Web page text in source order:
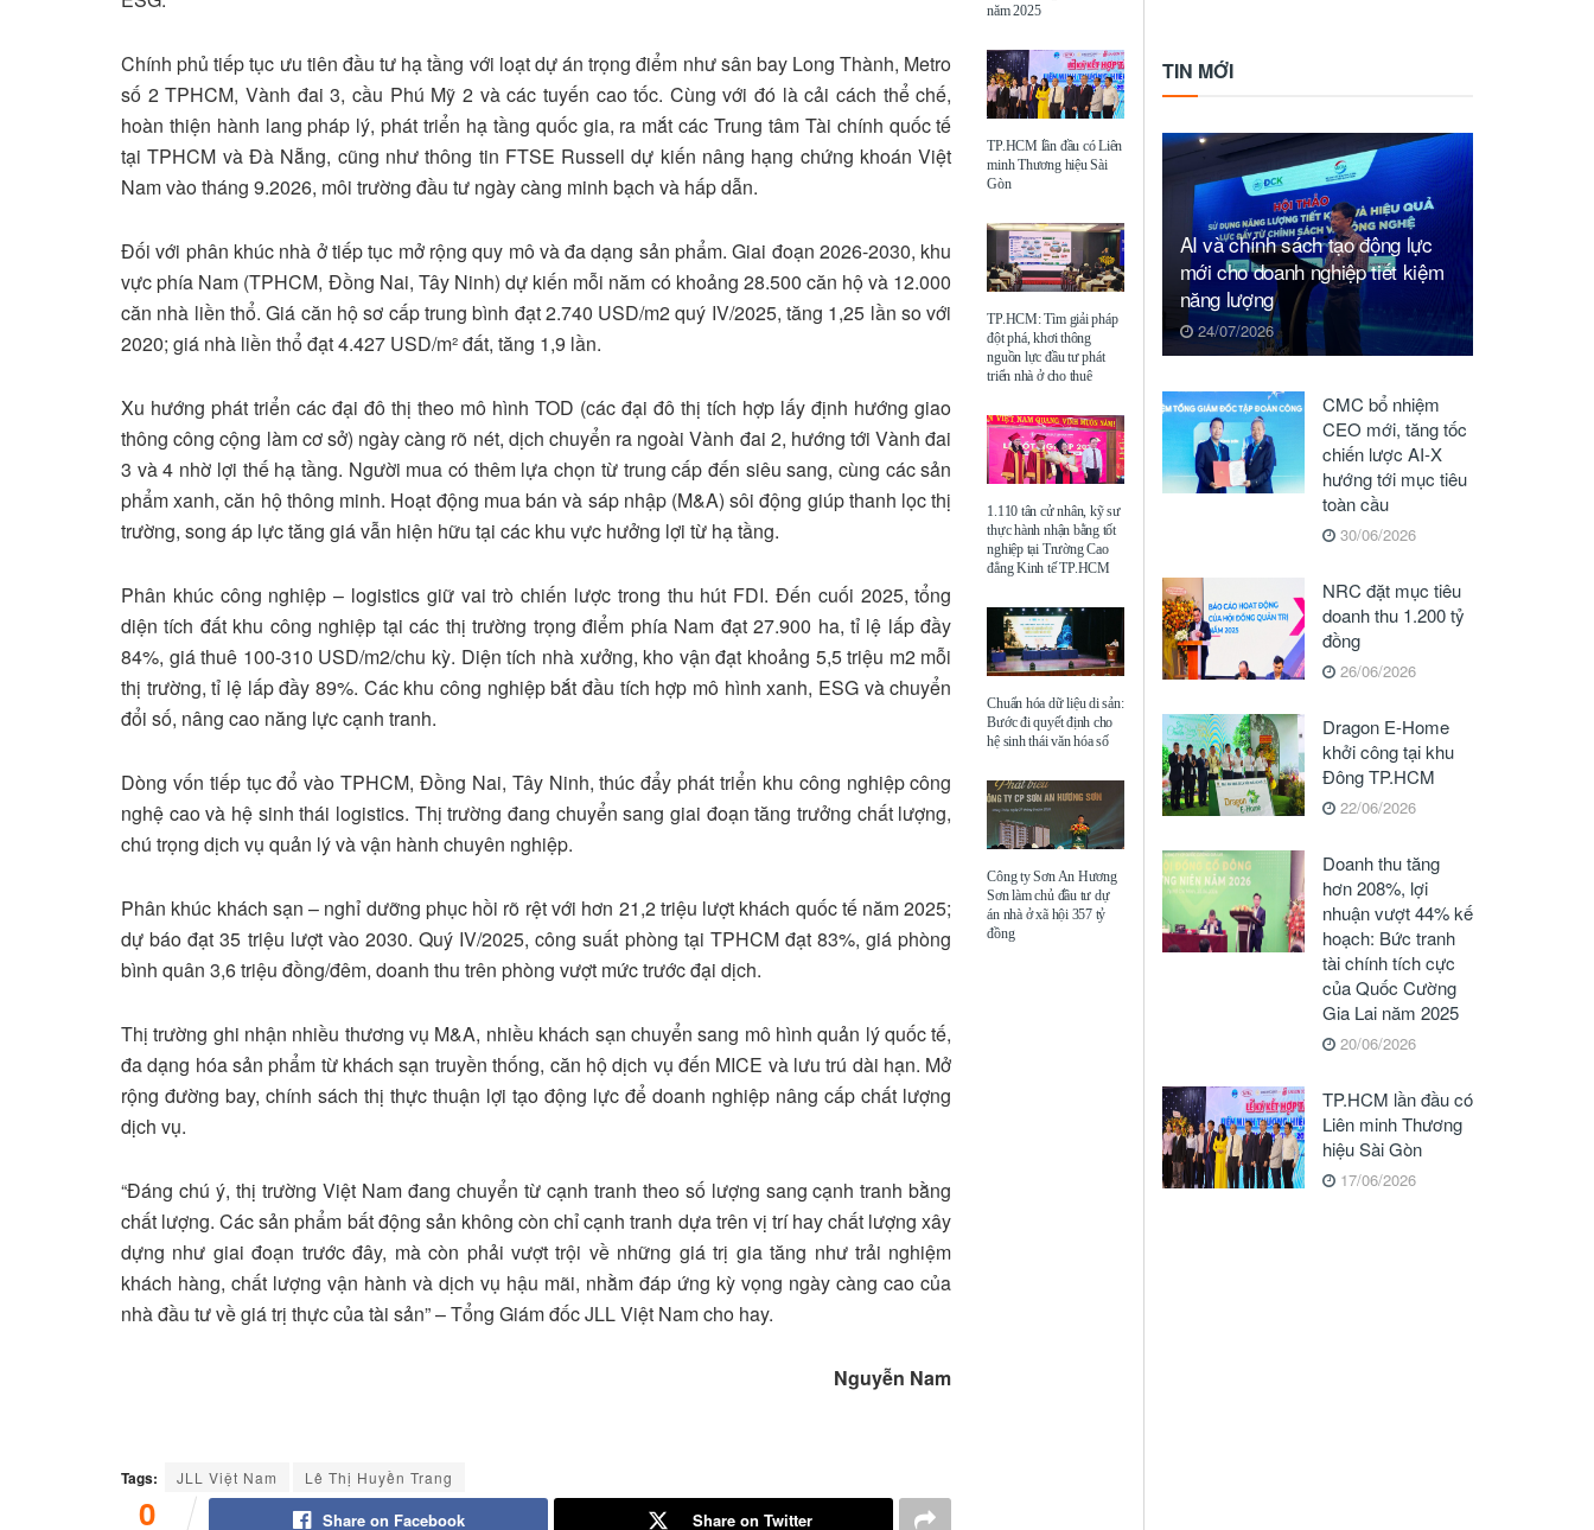
Chính phủ tiếp tục ưu tiên đầu tư hạ tầng với loạt dự án trọng điểm như sân bay Long Thành, Metro
số 2 TPHCM, Vành đai 3, cầu Phú Mỹ 2 và các tuyến cao tốc. Cùng với đó là cải cách thể chế,
hoàn thiện hành lang pháp lý, phát triển hạ tầng quốc gia, ra mắt các Trung tâm Tài chính quốc tế
tại TPHCM và Đà Nẵng, cũng như thông tin FTSE Russell dự kiến nâng hạng chứng khoán Việt
Nam vào tháng 9.2026, môi trường đầu tư ngày càng minh bạch và hấp dẫn.
Đối với phân khúc nhà ở tiếp tục mở rộng quy mô và đa dạng sản phẩm. Giai đoạn 2026-2030, khu
vực phía Nam (TPHCM, Đồng Nai, Tây Ninh) dự kiến mỗi năm có khoảng 28.500 căn hộ và 12.000
căn nhà liền thổ. Giá căn hộ sơ cấp trung bình đạt 2.740 USD/m2 quý IV/2025, tăng 1,25 lần so với
2020; giá nhà liền thổ đạt 4.427 USD/m² đất, tăng 1,9 lần.
Xu hướng phát triển các đại đô thị theo mô hình TOD (các đại đô thị tích hợp lấy định hướng giao
thông công cộng làm cơ sở) ngày càng rõ nét, dịch chuyển ra ngoài Vành đai 2, hướng tới Vành đai
3 và 4 nhờ lợi thế hạ tầng. Người mua có thêm lựa chọn từ trung cấp đến siêu sang, cùng các sản
phẩm xanh, căn hộ thông minh. Hoạt động mua bán và sáp nhập (M&A) sôi động giúp thanh lọc thị
trường, song áp lực tăng giá vẫn hiện hữu tại các khu vực hưởng lợi từ hạ tầng.
Phân khúc công nghiệp – logistics giữ vai trò chiến lược trong thu hút FDI. Đến cuối 2025, tổng
diện tích đất khu công nghiệp tại các thị trường trọng điểm phía Nam đạt 27.900 ha, tỉ lệ lấp đầy
84%, giá thuê 100-310 USD/m2/chu kỳ. Diện tích nhà xưởng, kho vận đạt khoảng 5,5 triệu m2 mỗi
thị trường, tỉ lệ lấp đầy 89%. Các khu công nghiệp bắt đầu tích hợp mô hình xanh, ESG và chuyển
đổi số, nâng cao năng lực cạnh tranh.
Dòng vốn tiếp tục đổ vào TPHCM, Đồng Nai, Tây Ninh, thúc đẩy phát triển khu công nghiệp công
nghệ cao và hệ sinh thái logistics. Thị trường đang chuyển sang giai đoạn tăng trưởng chất lượng,
chú trọng dịch vụ quản lý và vận hành chuyên nghiệp.
Phân khúc khách sạn – nghỉ dưỡng phục hồi rõ rệt với hơn 21,2 triệu lượt khách quốc tế năm 2025;
dự báo đạt 35 triệu lượt vào 2030. Quý IV/2025, công suất phòng tại TPHCM đạt 83%, giá phòng
bình quân 3,6 triệu đồng/đêm, doanh thu trên phòng vượt mức trước đại dịch.
Thị trường ghi nhận nhiều thương vụ M&A, nhiều khách sạn chuyển sang mô hình quản lý quốc tế,
đa dạng hóa sản phẩm từ khách sạn truyền thống, căn hộ dịch vụ đến MICE và lưu trú dài hạn. Mở
rộng đường bay, chính sách thị thực thuận lợi tạo động lực để doanh nghiệp nâng cấp chất lượng
dịch vụ.
“Đáng chú ý, thị trường Việt Nam đang chuyển từ cạnh tranh theo số lượng sang cạnh tranh bằng
chất lượng. Các sản phẩm bất động sản không còn chỉ cạnh tranh dựa trên vị trí hay chất lượng xây
dựng như giai đoạn trước đây, mà còn phải vượt trội về những giá trị gia tăng như trải nghiệm
khách hàng, chất lượng vận hành và dịch vụ hậu mãi, nhằm đáp ứng kỳ vọng ngày càng cao của
nhà đầu tư về giá trị thực của tài sản” – Tổng Giám đốc JLL Việt Nam cho hay.
Nguyễn Nam
Tags: JLL Việt Nam Lê Thị Huyền Trang
0 Share on Facebook Share on Twitter
năm 2025
TP.HCM lần đầu có Liên
minh Thương hiệu Sài
Gòn
TP.HCM: Tìm giải pháp
đột phá, khơi thông
nguồn lực đầu tư phát
triển nhà ở cho thuê
1.110 tân cử nhân, kỹ sư
thực hành nhận bằng tốt
nghiệp tại Trường Cao
đẳng Kinh tế TP.HCM
Chuẩn hóa dữ liệu di sản:
Bước đi quyết định cho
hệ sinh thái văn hóa số
Công ty Sơn An Hương
Sơn làm chủ đầu tư dự
án nhà ở xã hội 357 tỷ
đồng
TIN MỚI
AI và chính sách tạo động lực
mới cho doanh nghiệp tiết kiệm
năng lượng
24/07/2026
CMC bổ nhiệm
CEO mới, tăng tốc
chiến lược AI-X
hướng tới mục tiêu
toàn cầu
30/06/2026
NRC đặt mục tiêu
doanh thu 1.200 tỷ
đồng
26/06/2026
Dragon E-Home
khởi công tại khu
Đông TP.HCM
22/06/2026
Doanh thu tăng
hơn 208%, lợi
nhuận vượt 44% kế
hoạch: Bức tranh
tài chính tích cực
của Quốc Cường
Gia Lai năm 2025
20/06/2026
TP.HCM lần đầu có
Liên minh Thương
hiệu Sài Gòn
17/06/2026